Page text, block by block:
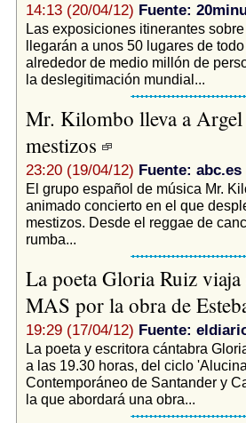
14:13 (20/04/12) Fuente:
Las exposiciones itinerantes
llegarán a unos 50 lugares de
alrededor de medio millón de
la deslegitimación mundial...
Mr. Kilombo lleva a Argel
mestizos
23:20 (19/04/12) Fuente: abc.es
El grupo español de música Mr.
animado concierto en el que
mestizos. Desde el reggae de
rumba...
La poeta Gloria Ruiz
MAS por la obra de
19:29 (17/04/12) Fuente:
La poeta y escritora cántabra
a las 19.30 horas, del ciclo
Contemporáneo de Santander y
la que abordará una obra...